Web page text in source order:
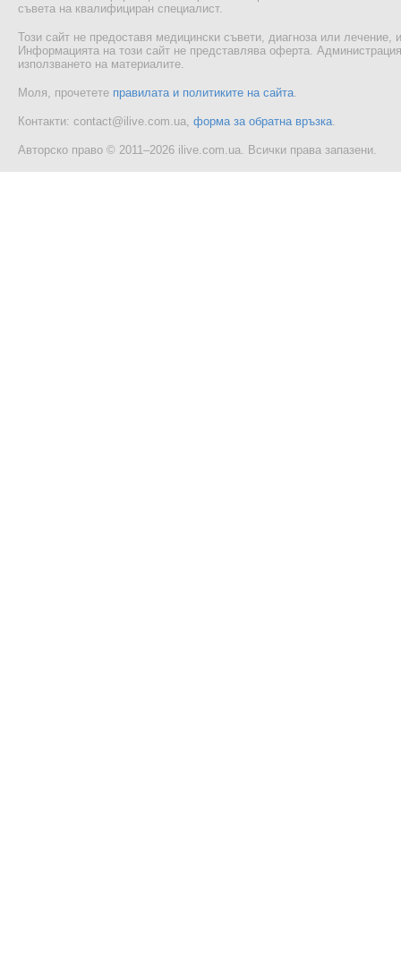
съвета на квалифициран специалист.
Този сайт не предоставя медицински съвети, диагноза или лечение,
Информацията на този сайт не представлява оферта.
използването на материалите.
Моля, прочетете правилата и политиките на сайта
Контакти: contact@ilive.com.ua, форма за обратна връзка
Авторско право © 2011–2026 ilive.com.ua. Всички права запазени.